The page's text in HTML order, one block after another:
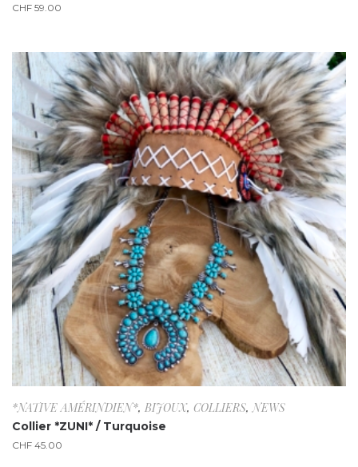
CHF 59.00
*NATIVE AMÉRINDIEN*, BIJOUX, COLLIERS, NEWS
Collier *ZUNI* / Turquoise
CHF 45.00